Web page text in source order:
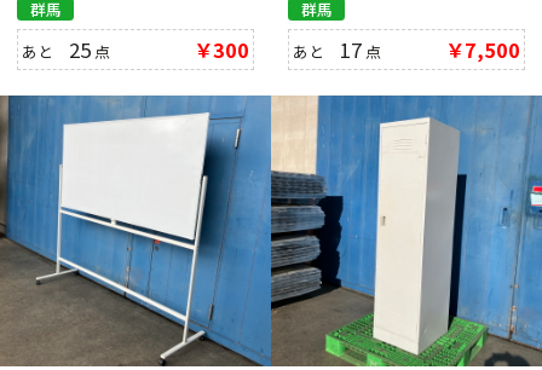
群馬
あと 25 点 ￥300
群馬
あと 17 点 ￥7,500